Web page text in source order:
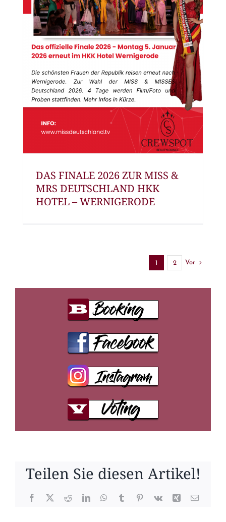
DAS FINALE 2026 ZUR MISS &
MRS DEUTSCHLAND HKK
HOTEL – WERNIGERODE
1 2 Vor
Teilen Sie diesen Artikel!
Facebook
X RedditLinkedInWhatsApp
TumblrPinterest
Vk Xing E-